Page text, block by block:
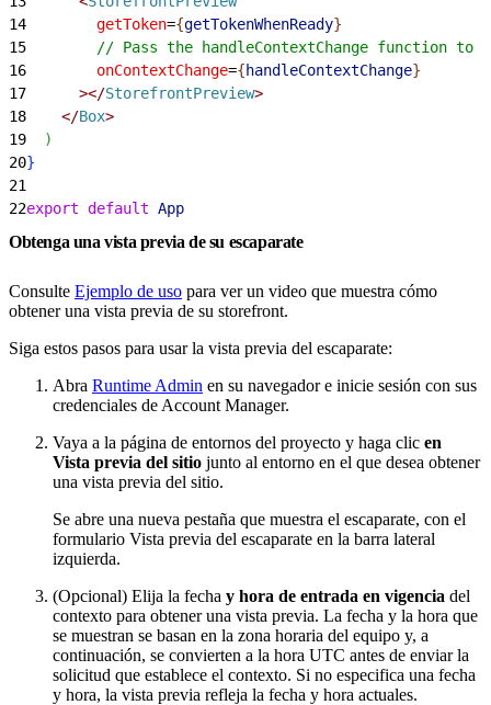
14
        getToken
={getTokenWhenReady}
15
// Pass the handleContextChange function to
16
        onContextChange
={handleContextChange}
17
></StorefrontPreview>
18
</Box>
19
)
20}
21
22export default App
Obtenga una vista previa de su escaparate
Consulte Ejemplo de uso para ver un video que muestra cómo
obtener una vista previa de su storefront.
Siga estos pasos para usar la vista previa del escaparate:
Abra Runtime Admin en su navegador e inicie sesión con sus
credenciales de Account Manager.
Vaya a la página de entornos del proyecto y haga clic en
Vista previa del sitio junto al entorno en el que desea obtener
una vista previa del sitio.
Se abre una nueva pestaña que muestra el escaparate, con el
formulario Vista previa del escaparate en la barra lateral
izquierda.
(Opcional) Elija la fecha y hora de entrada en vigencia del
contexto para obtener una vista previa. La fecha y la hora que
se muestran se basan en la zona horaria del equipo y, a
continuación, se convierten a la hora UTC antes de enviar la
solicitud que establece el contexto. Si no especifica una fecha
y hora, la vista previa refleja la fecha y hora actuales.